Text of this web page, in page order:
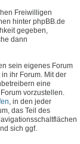
Freiwilligen
hinter phpBB.de
gegeben,
dann
sein eigenes Forum
ihr Forum. Mit der
eine
vorzustellen.
, in den jeder
das Teil des
sich ggf.